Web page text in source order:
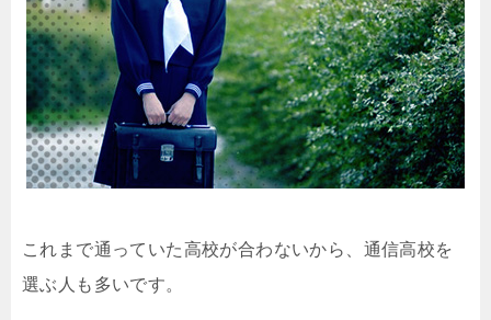
これまで通っていた高校が合わないから、通信高校を
選ぶ人も多いです。